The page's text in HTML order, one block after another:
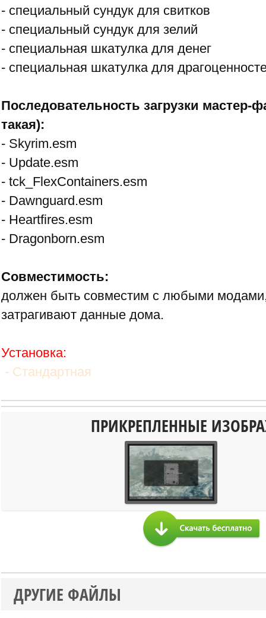
- специальный сундук для свитков
- специальный сундук для зелий
- специальная шкатулка для денег
- специальная шкатулка для
Последовательность загрузки мастер-
такая):
- Skyrim.esm
- Update.esm
- tck_FlexContainers.esm
- Dawnguard.esm
- Heartfires.esm
- Dragonborn.esm
Совместимость:
должен быть совместим с любыми
затрагивают данные дома.
Установка:
- Стандартная
ПРИКРЕПЛЕННЫЕ
ДРУГИЕ ФАЙЛЫ